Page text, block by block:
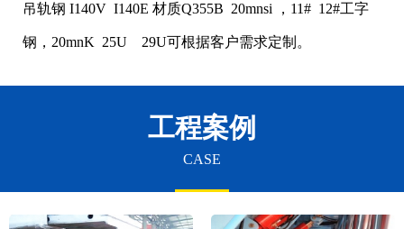
吊轨钢 I140V I140E 材质Q355B 20mnsi ，11# 12#工字
钢，20mnK 25U 29U可根据客户需求定制。
工程案例
CASE